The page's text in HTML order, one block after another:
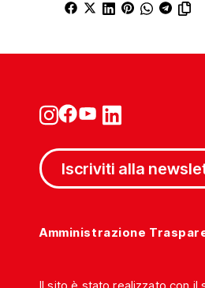
Iscriviti alla
Amministrazione